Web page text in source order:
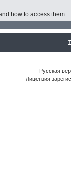
how to access them.
Русская
Лицензия